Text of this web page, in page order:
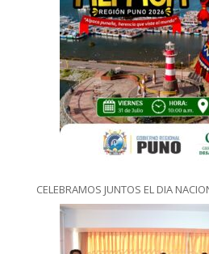
CELEBRAMOS JUNTOS EL DIA